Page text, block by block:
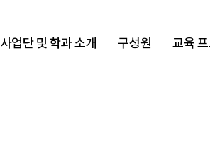
사업단 및 학과 소개 구성원 교육